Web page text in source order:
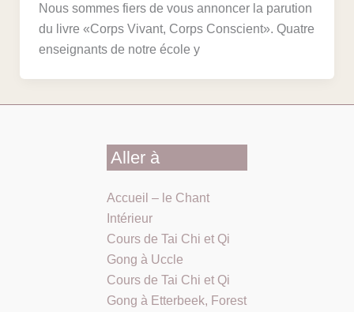
Nous sommes fiers de vous annoncer la parution
du livre «Corps Vivant, Corps Conscient». Quatre
enseignants de notre école y
Aller à
Accueil – le Chant
Intérieur
Cours de Tai Chi et Qi
Gong à Uccle
Cours de Tai Chi et Qi
Gong à Etterbeek, Forest